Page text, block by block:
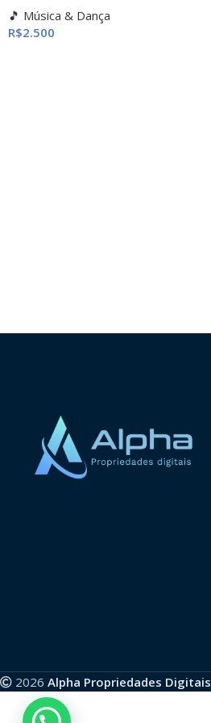
🎵 Música & Dança
R$2.500
2026 Alpha Propriedades Digitais